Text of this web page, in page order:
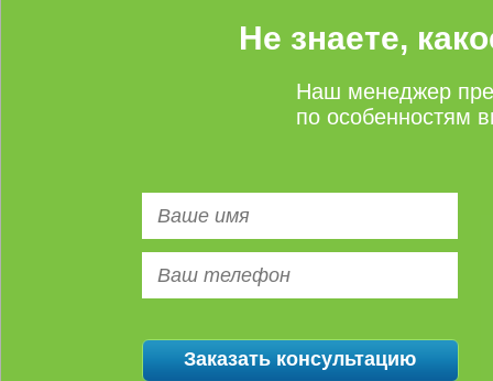
Не знаете,
Наш менеджер
по особенностям